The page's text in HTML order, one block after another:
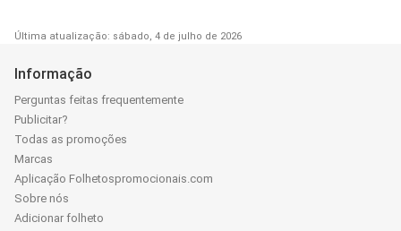
Última atualização: sábado, 4 de julho de 2026
Informação
Perguntas feitas frequentemente
Publicitar?
Todas as promoções
Marcas
Aplicação Folhetospromocionais.com
Sobre nós
Adicionar folheto